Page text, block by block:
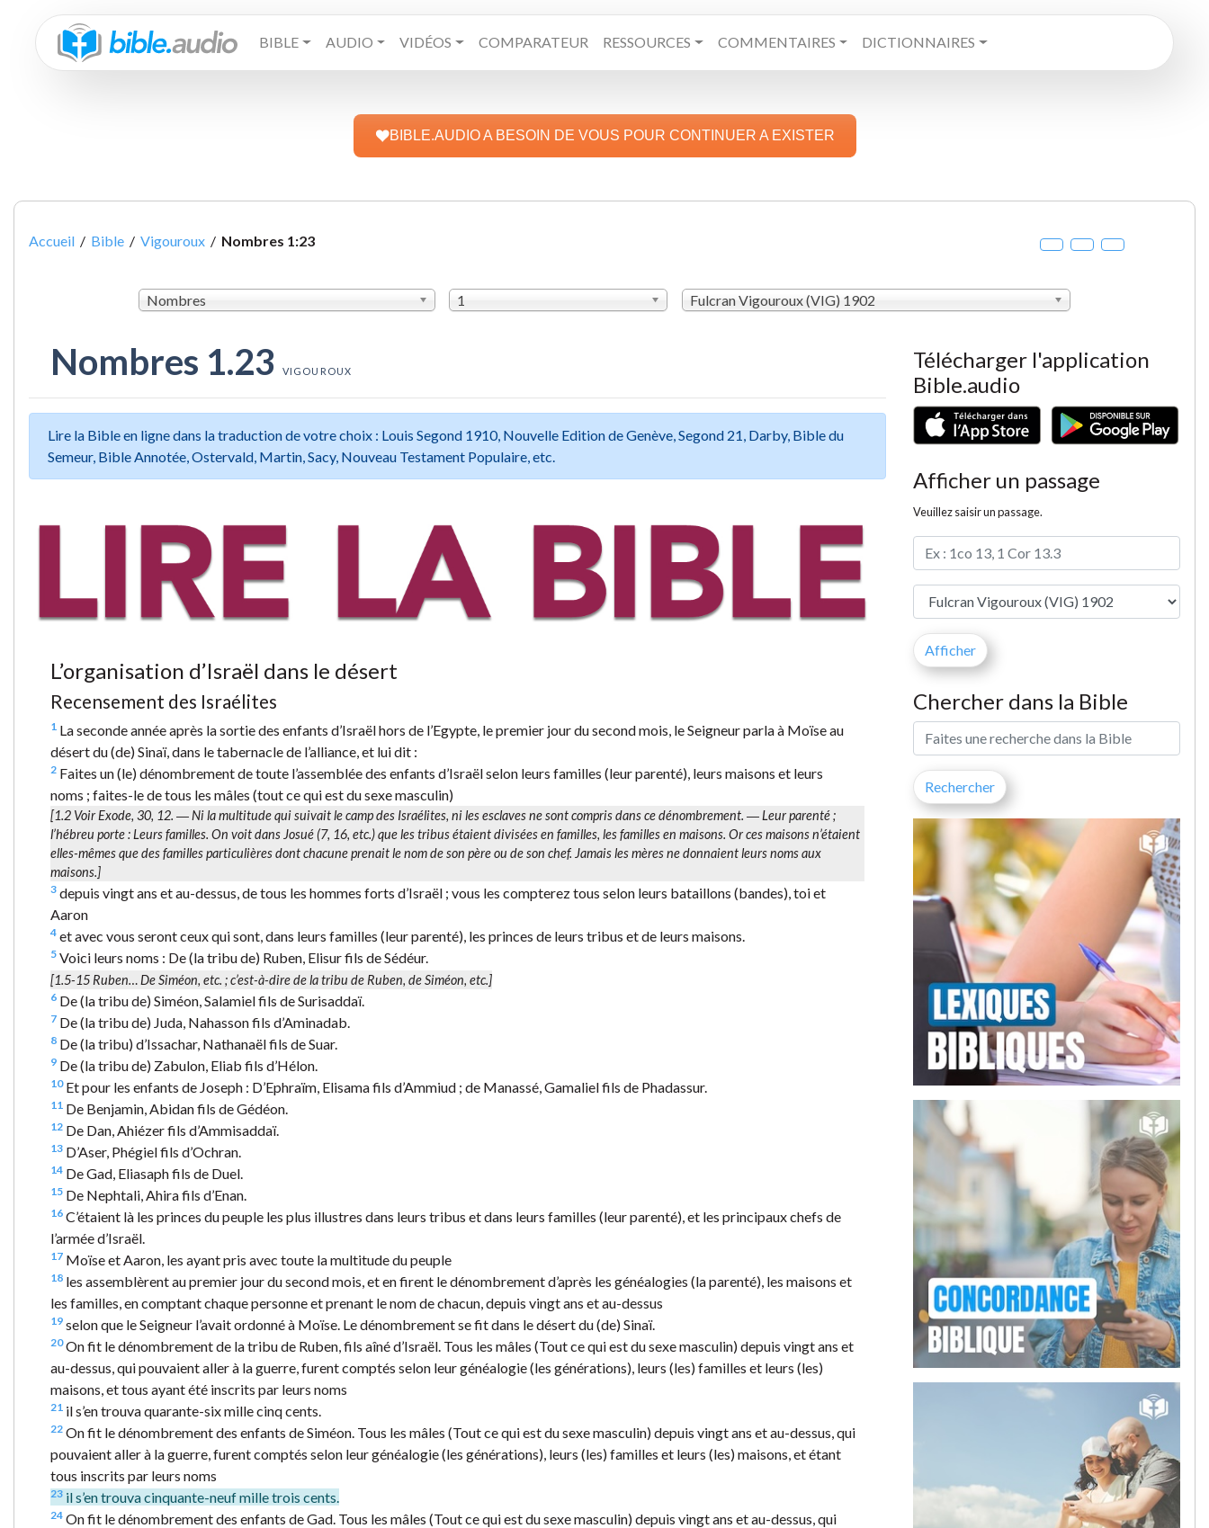
BIBLE AUDIO VIDÉOS COMPARATEUR RESSOURCES COMMENTAIRES DICTIONNAIRES
BIBLE.AUDIO A BESOIN DE VOUS POUR CONTINUER A EXISTER
Accueil / Bible / Vigouroux / Nombres 1:23
Nombres 1 Fulcran Vigouroux (VIG) 1902
Nombres 1.23 VIGOUROUX
Lire la Bible en ligne dans la traduction de votre choix : Louis Segond 1910, Nouvelle Edition de Genève, Segond 21, Darby, Bible du
Semeur, Bible Annotée, Ostervald, Martin, Sacy, Nouveau Testament Populaire, etc.
L’organisation d’Israël dans le désert
Recensement des Israélites
1 La seconde année après la sortie des enfants d’Israël hors de l’Egypte, le premier jour du second mois, le Seigneur parla à Moïse au
désert du (de) Sinaï, dans le tabernacle de l’alliance, et lui dit :
2 Faites un (le) dénombrement de toute l’assemblée des enfants d’Israël selon leurs familles (leur parenté), leurs maisons et leurs
noms ; faites-le de tous les mâles (tout ce qui est du sexe masculin)
[1.2 Voir Exode, 30, 12. ― Ni la multitude qui suivait le camp des Israélites, ni les esclaves ne sont compris dans ce dénombrement. ―Leur parenté;
l’hébreu porte :Leurs familles. On voit dans Josué (7, 16, etc.) que les tribus étaient divisées en familles, les familles en maisons. Or ces maisons n’étaient
elles-mêmes que des familles particulières dont chacune prenait le nom de son père ou de son chef. Jamais les mères ne donnaient leurs noms aux
maisons.]
3 depuis vingt ans et au-dessus, de tous les hommes forts d’Israël ; vous les compterez tous selon leurs bataillons (bandes), toi et
Aaron
4 et avec vous seront ceux qui sont, dans leurs familles (leur parenté), les princes de leurs tribus et de leurs maisons.
5 Voici leurs noms : De (la tribu de) Ruben, Elisur fils de Sédéur.
[1.5-15 Ruben… De Siméon, etc. ; c’est-à-dire de la tribu de Ruben, de Siméon, etc.]
6 De (la tribu de) Siméon, Salamiel fils de Surisaddaï.
7 De (la tribu de) Juda, Nahasson fils d’Aminadab.
8 De (la tribu) d’Issachar, Nathanaël fils de Suar.
9 De (la tribu de) Zabulon, Eliab fils d’Hélon.
10Et pour les enfants de Joseph : D’Ephraïm, Elisama fils d’Ammiud ; de Manassé, Gamaliel fils de Phadassur.
11 De Benjamin, Abidan fils de Gédéon.
12 De Dan, Ahiézer fils d’Ammisaddaï.
13 D’Aser, Phégiel fils d’Ochran.
14 De Gad, Eliasaph fils de Duel.
15 De Nephtali, Ahira fils d’Enan.
16 C’étaient là les princes du peuple les plus illustres dans leurs tribus et dans leurs familles (leur parenté), et les principaux chefs de
l’armée d’Israël.
17 Moïse et Aaron, les ayant pris avec toute la multitude du peuple
18 les assemblèrent au premier jour du second mois, et en firent le dénombrement d’après les généalogies (la parenté), les maisons et
les familles, en comptant chaque personne et prenant le nom de chacun, depuis vingt ans et au-dessus
19 selon que le Seigneur l’avait ordonné à Moïse. Le dénombrement se fit dans le désert du (de) Sinaï.
20On fit le dénombrement de la tribu de Ruben, fils aîné d’Israël. Tous les mâles (Tout ce qui est du sexe masculin) depuis vingt ans et
au-dessus, qui pouvaient aller à la guerre, furent comptés selon leur généalogie (les générations), leurs (les) familles et leurs (les)
maisons, et tous ayant été inscrits par leurs noms
21 il s’en trouva quarante-six mille cinq cents.
22 On fit le dénombrement des enfants de Siméon. Tous les mâles (Tout ce qui est du sexe masculin) depuis vingt ans et au-dessus, qui
pouvaient aller à la guerre, furent comptés selon leur généalogie (les générations), leurs (les) familles et leurs (les) maisons, et étant
tous inscrits par leurs noms
23 il s’en trouva cinquante-neuf mille trois cents.
24 On fit le dénombrement des enfants de Gad. Tous les mâles (Tout ce qui est du sexe masculin) depuis vingt ans et au-dessus, qui
Télécharger l'application
Bible.audio
Afficher un passage
Veuillez saisir un passage.
Chercher dans la Bible